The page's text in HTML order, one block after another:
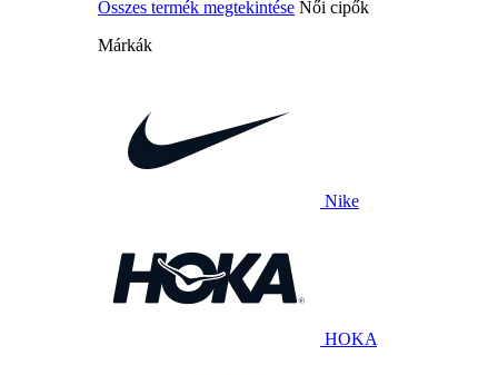
Összes termék megtekintése Női cipők
Márkák
Nike
HOKA